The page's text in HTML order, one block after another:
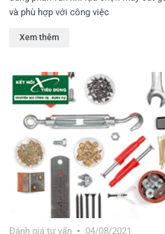
và phù hợp với công việc
Xem thêm
Đánh giá tư vấn 04/08/2021